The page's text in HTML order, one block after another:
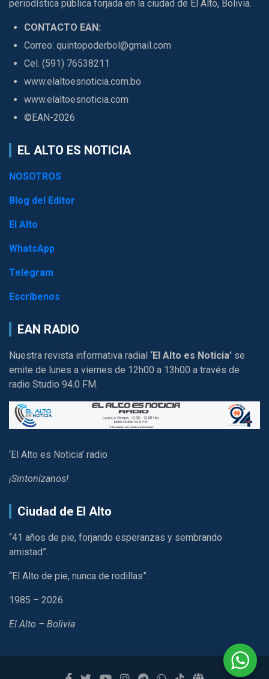
periodística pública forjada en la ciudad de El Alto, Bolivia.
CONTACTO EAN:
Correo: quintopoderbol@gmail.com
Cel. (591) 76538211
www.elaltoesnoticia.com.bo
www.elaltoesnoticia.com
©EAN-2026
EL ALTO ES NOTICIA
NOSOTROS
Blog del Editor
El Alto
WhatsApp
Telegram
Escríbenos
EAN RADIO
Nuestra revista informativa radial ‘El Alto es Noticia’ se
emite de lunes a viernes de 12h00 a 13h00 a través de
radio Studio 94.0 FM.
‘El Alto es Noticia’ radio
¡Sintonízanos!
Ciudad de El Alto
“41 años de pie, forjando esperanzas y sembrando
amistad”.
“El Alto de pie, nunca de rodillas”.
1985 – 2026
El Alto – Bolivia